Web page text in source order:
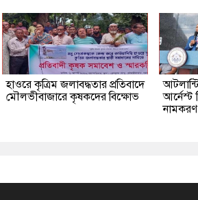
হাওরে কৃত্রিম জলাবদ্ধতার প্রতিবাদে
মৌলভীবাজারে কৃষকদের বিক্ষোভ
আর্নেস্ট
নামকরণ